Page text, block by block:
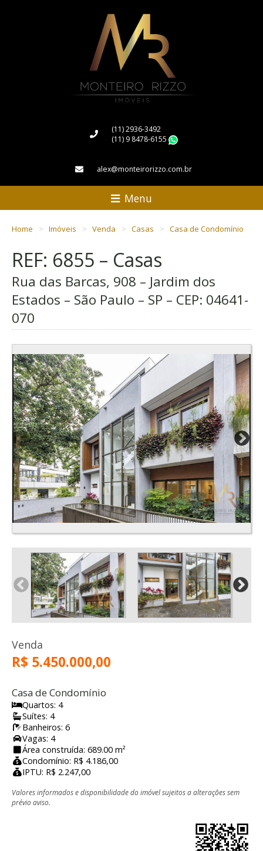
(11) 2936-3492
(11) 9 8478-6155
alex@monteirorizzo.com.br
Menu
Home Imóveis Venda Casas Casa de Condomínio
REF: 6855 – Casas
Rua das Barcas, 908 – Jardim dos
Estados – São Paulo – SP – CEP: 04641-
070
Venda
R$ 5.450.000,00
Casa de Condomínio
Quartos: 4
Suítes: 4
Banheiros: 6
Vagas: 4
Área construída: 689.00 m²
Condomínio: R$ 4.186,00
IPTU: R$ 2.247,00
Valores informados e disponibilidade do imóvel sujeitos a alterações sem
prévio aviso.